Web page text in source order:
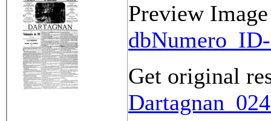
Preview Image
Get original